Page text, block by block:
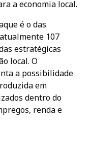
a economia local.
é o das
107
estratégicas
local. O
a possibilidade
em
dentro do
renda e